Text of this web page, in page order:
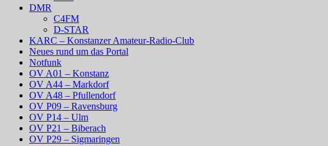
DMR
C4FM
D-STAR
KARC – Konstanzer Amateur-Radio-Club
Neues rund um das Portal
Notfunk
OV A01 – Konstanz
OV A44 – Markdorf
OV A48 – Pfullendorf
OV P09 – Ravensburg
OV P14 – Ulm
OV P21 – Biberach
OV P29 – Sigmaringen